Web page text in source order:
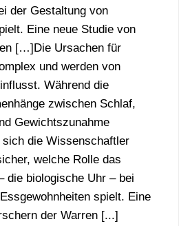
der Gestaltung von
Eine neue Studie von
[…]Die Ursachen für
und werden von
Während die
zwischen Schlaf,
Gewichtszunahme
die Wissenschaftler
welche Rolle das
die biologische Uhr – bei
spielt. Eine
der Warren [...]